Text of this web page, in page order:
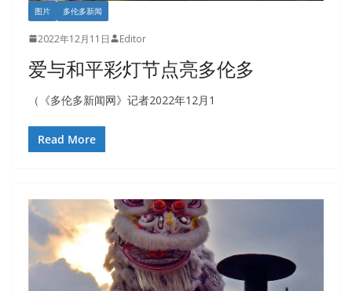
图片 多伦多新闻
2022年12月11日 Editor
爱与和平彩灯节点亮多伦多
（《多伦多新闻网》记者2022年12月1
Read More